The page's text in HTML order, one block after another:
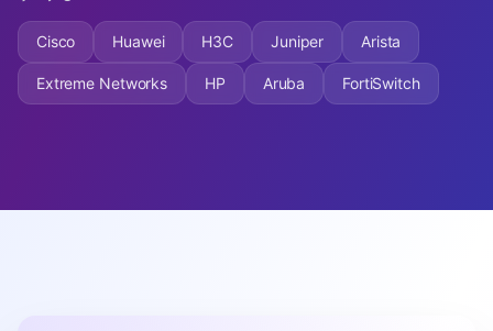
Cisco Huawei H3C Juniper Arista
Extreme Networks HP Aruba FortiSwitch